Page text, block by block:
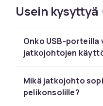
ja toimistossa
tuntuu harvoin
kotitoimistoa tai
kantamaa huoneen
ratkaisu ongelmaan.
markkinoiden
Usein kysyttyä
Onko USB-
jatkojohtojen
Mikä jatkojohto
pelikonsolille?